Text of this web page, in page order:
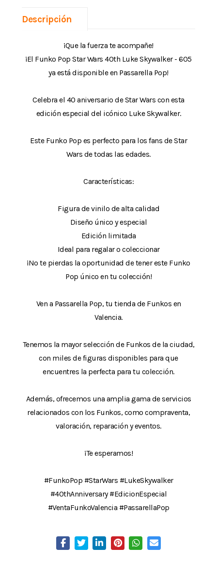
Descripción
¡Que la fuerza te acompañe!
¡El Funko Pop Star Wars 40th Luke Skywalker - 605
ya está disponible en Passarella Pop!
Celebra el 40 aniversario de Star Wars con esta
edición especial del icónico Luke Skywalker.
Este Funko Pop es perfecto para los fans de Star
Wars de todas las edades.
Características:
Figura de vinilo de alta calidad
Diseño único y especial
Edición limitada
Ideal para regalar o coleccionar
¡No te pierdas la oportunidad de tener este Funko
Pop único en tu colección!
Ven a Passarella Pop, tu tienda de Funkos en
Valencia.
Tenemos la mayor selección de Funkos de la ciudad,
con miles de figuras disponibles para que
encuentres la perfecta para tu colección.
Además, ofrecemos una amplia gama de servicios
relacionados con los Funkos, como compraventa,
valoración, reparación y eventos.
¡Te esperamos!
#FunkoPop #StarWars #LukeSkywalker
#40thAnniversary #EdicionEspecial
#VentaFunkoValencia #PassarellaPop